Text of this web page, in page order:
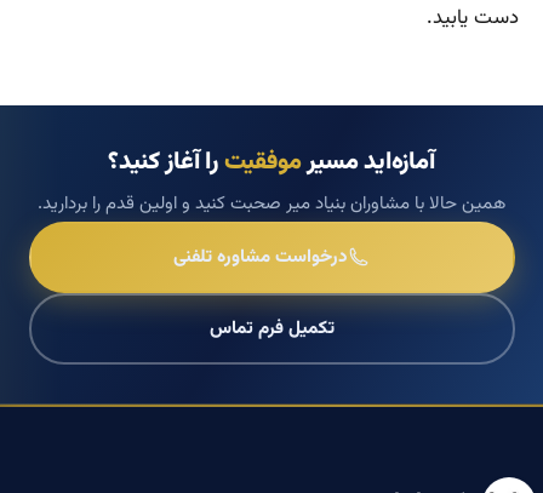
دست یابید.
آمازه‌اید مسیرموفقیترا آغاز کنید؟
همین حالا با مشاوران بنیاد میر صحبت کنید و اولین قدم را بردارید.
درخواست مشاوره تلفنی
تکمیل فرم تماس